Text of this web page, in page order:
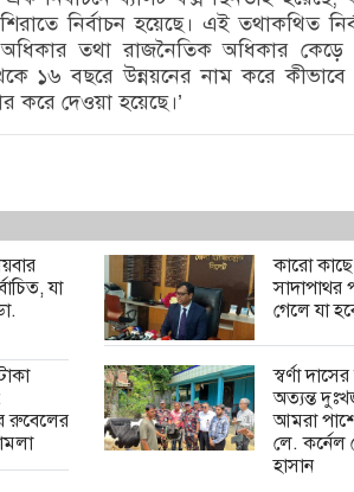
নির্বাচন হয়েছে। এই তথাকথিত
অধিকার তথা রাজনৈতিক অধিকার কেড়ে
১৬ বছরে উন্নয়নের নাম করে কীভাবে
করে দেওয়া হয়েছে।’
যা
কারো কাছে
সাদাপাথর
গেলে যা
রুবেলের
স্বর্ণা
অত্যন্ত
আমরা
লে. কর্নেল
হাসান